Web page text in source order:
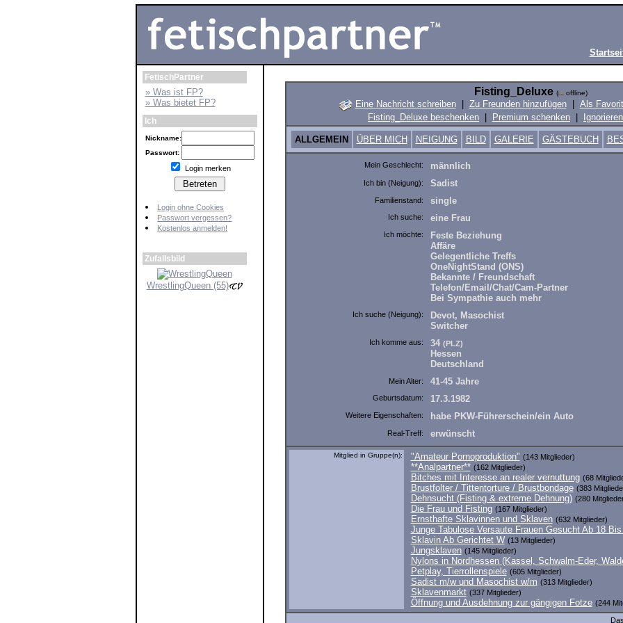
FetischPartner
» Was ist FP?
» Was bietet FP?
Ich
Nickname:
Passwort:
Login merken
Login ohne Cookies
Passwort vergessen?
Kostenlos anmelden!
Zufallsbild
WrestlingQueen (55)
Fisting_Deluxe ( offline)
Eine Nachricht schreiben| Zu Freunden hinzufügen| Als
Fisting_Deluxe beschenken
Premium schenken Ignorieren
ALLGEMEIN ÜBER MICH NEIGUNG BILD GALERIE GÄSTEBUCH
Mein Geschlecht: männlich
Ich bin (Neigung): Sadist
Familienstand: single
Ich suche: eine Frau
Ich möchte:
Feste Beziehung
Affäre
Gelegentliche Treffs
OneNightStand (ONS)
Bekannte / Freundschaft
Telefon/Email/Chat/Cam-Partner
Bei Sympathie auch mehr
Ich suche (Neigung):
Devot, Masochist
Switcher
Ich komme aus: 34 (PLZ)
Hessen
Deutschland
Mein Alter: 41-45 Jahre
Geburtsdatum: 17.3.1982
Weitere Eigenschaften: habe PKW-Führerschein/ein Auto
Real-Treff: erwünscht
Mitglied in Gruppe(n): "Amateur Pornoproduktion" (143 Mitglieder)
**Analpartner** (162 Mitglieder)
Bitches mit Interesse an realer vernuttung (68
Brustfolter / Tittentorture / Brustbondage (383
Dehnsucht (Fisting & extreme Dehnung) (280
Die Frau und Fisting (167 Mitglieder)
Ernsthafte Sklavinnen und Sklaven (632 Mitglieder)
Junge Tabulose Versaute Frauen Gesucht Ab 18
Sklavin Ab Gerichtet W (13 Mitglieder)
Jungsklaven (145 Mitglieder)
Nylons in Nordhessen (Kassel, Schwalm-Eder,
Petplay, Tierrollenspiele (605 Mitglieder)
Sadist m/w und Masochist w/m (313 Mitglieder)
Sklavenmarkt (337 Mitglieder)
Öffnung und Ausdehnung zur gängigen Fotze (244